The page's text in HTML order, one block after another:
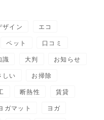
ザイン エコ
ペット 口コミ
識 大判 お知らせ
しい お掃除
断熱性 賃貸
ガマット ヨガ